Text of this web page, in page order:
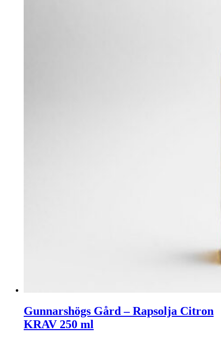
Gunnarshögs Gård – Rapsolja Citron
KRAV 250 ml